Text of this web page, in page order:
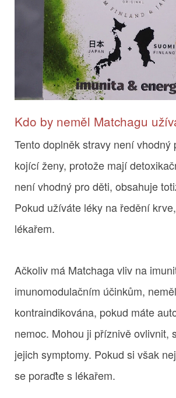
Kdo by neměl Matchagu
Tento doplněk stravy není vhodný
kojící ženy, protože mají
není vhodný pro děti, obsahuje
Pokud užíváte léky na ředění
lékařem.
Ačkoliv má Matchaga vliv na
imunomodulačním účinkům,
kontraindikována, pokud máte
nemoc. Mohou ji příznivě ovlivnit,
jejich symptomy. Pokud si však
se poraďte s lékařem.